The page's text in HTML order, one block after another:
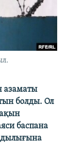
азаматы
болды. Ол
баспана